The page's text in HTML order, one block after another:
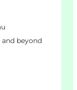
and beyond